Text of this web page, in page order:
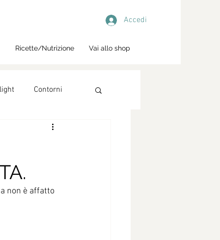
Accedi
Ricette/Nutrizione Vai allo shop
Contorni
non è affatto